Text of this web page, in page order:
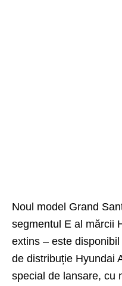
Noul model Grand
segmentul E al mărcii
extins – este
de distribuție Hyundai
special de lansare, cu